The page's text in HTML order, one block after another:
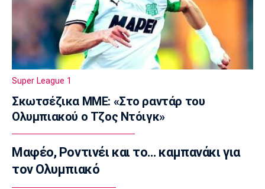
Ευρωμπάσκετ Κ16: Αυλαία στον όμιλο της
Εθνικής με αντίπαλο την Γεωργία
EuroLeague
Αλλαγή σελίδας στη Βιλερμπάν
10:20
Στοίχημα
ΦΩΣ στο Στοίχημα: Άσος και γκολ στο
Τάμπερε
10:05
NBA
Καβαλίερς: Πιθανή η ανταλλαγή του Σρέντερ
Super League 1
Σκωτσέζικα ΜΜΕ: «Στο ραντάρ του
Ολυμπιακού ο Τζος Ντόιγκ»
Μαφέο, Ροντινέι και το… καμπανάκι για
τον Ολυμπιακό